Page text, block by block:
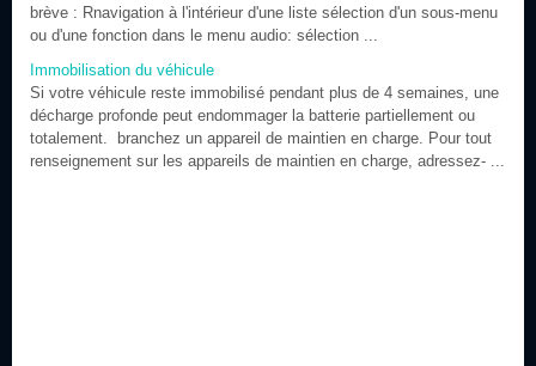
brève : Rnavigation à l'intérieur d'une liste sélection d'un sous-menu
ou d'une fonction dans le menu audio: sélection ...
Immobilisation du véhicule
Si votre véhicule reste immobilisé pendant plus de 4 semaines, une
décharge profonde peut endommager la batterie partiellement ou
totalement. branchez un appareil de maintien en charge. Pour tout
renseignement sur les appareils de maintien en charge, adressez- ...